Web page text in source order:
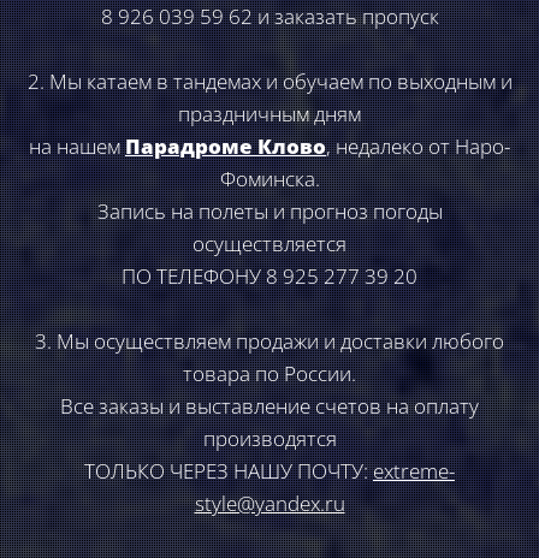
8 926 039 59 62 и заказать пропуск
2. Мы катаем в тандемах и обучаем по выходным и
праздничным дням
на нашемПарадроме Клово, недалеко от Наро-
Фоминска.
Запись на полеты и прогноз погоды
осуществляется
ПО ТЕЛЕФОНУ 8 925 277 39 20
3. Мы осуществляем продажи и доставки любого
товара по России.
Все заказы и выставление счетов на оплату
производятся
ТОЛЬКО ЧЕРЕЗ НАШУ ПОЧТУ:extreme-
style@yandex.ru